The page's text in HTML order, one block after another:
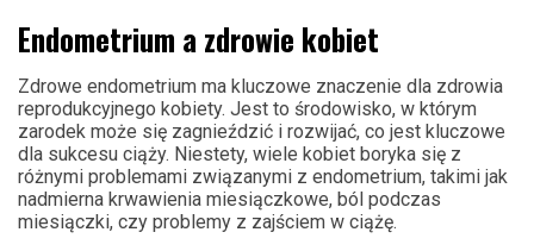
Endometrium a zdrowie kobiet
Zdrowe endometrium ma kluczowe znaczenie dla zdrowia
reprodukcyjnego kobiety. Jest to środowisko, w którym
zarodek może się zagnieździć i rozwijać, co jest kluczowe
dla sukcesu ciąży. Niestety, wiele kobiet boryka się z
różnymi problemami związanymi z endometrium, takimi jak
nadmierna krwawienia miesiączkowe, ból podczas
miesiączki, czy problemy z zajściem w ciążę.